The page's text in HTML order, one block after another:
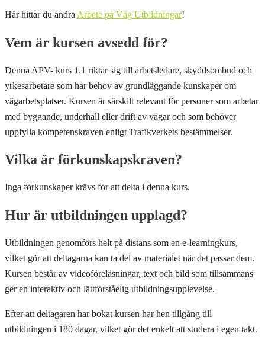
Här hittar du andra Arbete på Väg Utbildningar!
Vem är kursen avsedd för?
Denna APV- kurs 1.1 riktar sig till arbetsledare, skyddsombud och
yrkesarbetare som har behov av grundläggande kunskaper om
vägarbetsplatser. Kursen är särskilt relevant för personer som arbetar
med byggande, underhåll eller drift av vägar och som behöver
uppfylla kompetenskraven enligt Trafikverkets bestämmelser.
Vilka är förkunskapskraven?
Inga förkunskaper krävs för att delta i denna kurs.
Hur är utbildningen upplagd?
Utbildningen genomförs helt på distans som en e-learningkurs,
vilket gör att deltagarna kan ta del av materialet när det passar dem.
Kursen består av videoföreläsningar, text och bild som tillsammans
ger en interaktiv och lättförståelig utbildningsupplevelse.
Efter att deltagaren har bokat kursen har hen tillgång till
utbildningen i 180 dagar, vilket gör det enkelt att studera i egen takt.